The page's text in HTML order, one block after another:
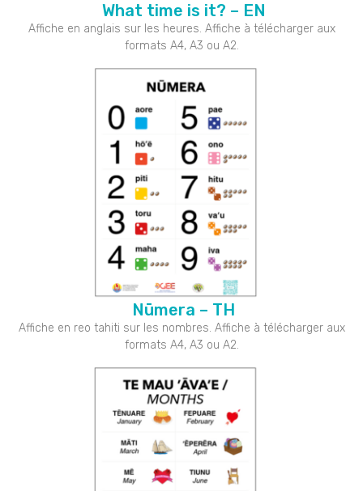
What time is it? – EN
Affiche en anglais sur les heures. Affiche à télécharger aux
formats A4, A3 ou A2.
Nūmera – TH
Affiche en reo tahiti sur les nombres. Affiche à télécharger aux
formats A4, A3 ou A2.